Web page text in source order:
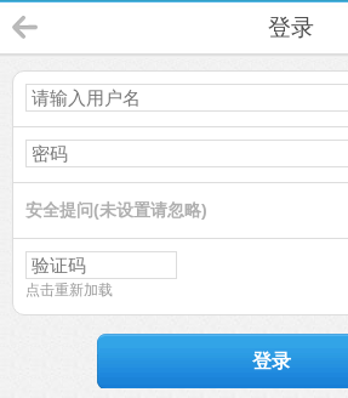
登录
安全提问(未设置请忽略)
点击重新加载
登录